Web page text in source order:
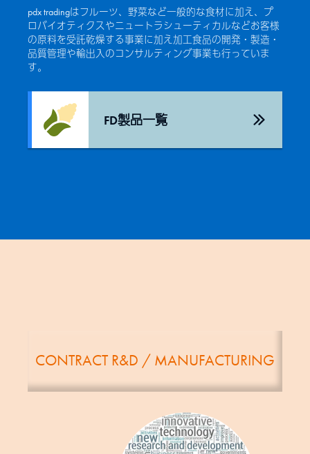
pdx tradingはフルーツ、野菜など一般的な食材に加え、プ
ロバイオティクスやニュートラシューティカルなどお客様
の原料を受託乾燥する事業に加え加工食品の開発・製造・
品質管理や輸出入のコンサルティング事業も行っていま
す。
FD製品一覧
CONTRACT R&D / MANUFACTURING